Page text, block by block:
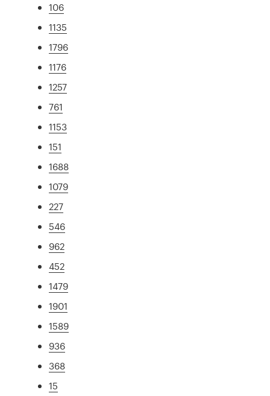
106
1135
1796
1176
1257
761
1153
151
1688
1079
227
546
962
452
1479
1901
1589
936
368
15